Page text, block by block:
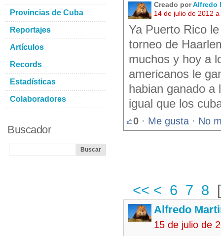
Creado porAlfredo
14 de julio de 2012
Ya Puerto Rico
torneo de
muchos y hoy a
americanos le
habian ganado a
igual que los
0 · Me gusta · No
<< < 6 7 8
Alfredo
15 de julio de
Provincias de Cuba
Reportajes
Artículos
Records
Estadísticas
Colaboradores
Buscador